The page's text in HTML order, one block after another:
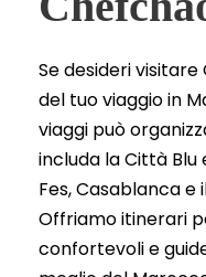
Se desideri
del tuo viaggio in
viaggi può
includa la Città
Fes, Casablanca e
Offriamo itinerari
confortevoli e